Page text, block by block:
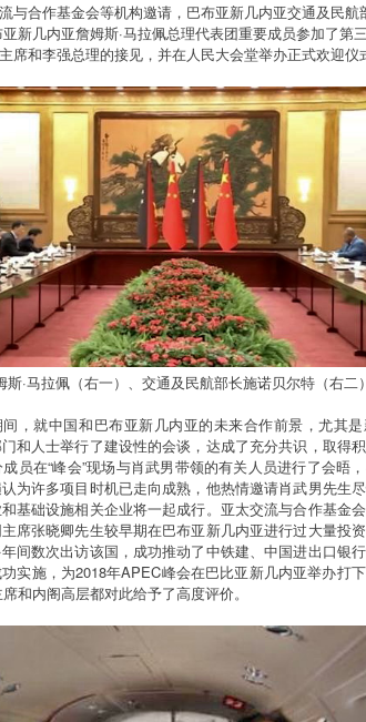
与合作基金会等机构邀请，巴布亚新几内亚交通及民航
新几内亚詹姆斯·马拉佩总理代表团重要成员参加了第
和李强总理的接见，并在人民大会堂举办正式欢迎仪
·马拉佩（右一）、交通及民航部长施诺贝尔特（右二
，就中国和巴布亚新几内亚的未来合作前景，尤其
和人士举行了建设性的会谈，达成了充分共识，取得
员在“峰会”现场与肖武男带领的有关人员进行了会晤
为许多项目时机已走向成熟，他热情邀请肖武男先生
基础设施相关企业将一起成行。亚太交流与合作基金
席张晓卿先生较早期在巴布亚新几内亚进行过大量投资
间数次出访该国，成功推动了中铁建、中国进出口银
实施，为2018年APEC峰会在巴比亚新几内亚举办打
和内阁高层都对此给予了高度评价。